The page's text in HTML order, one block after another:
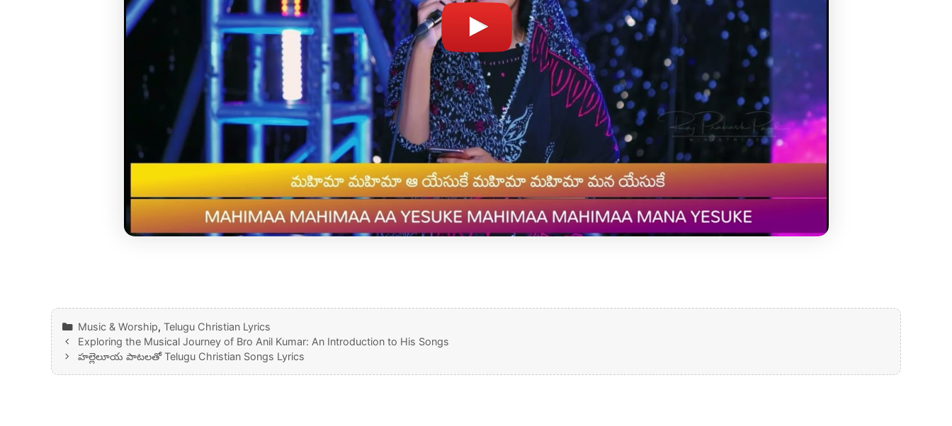
Categories
Music & Worship, Telugu Christian Lyrics
Exploring the Musical Journey of Bro Anil Kumar: An Introduction to His Songs
హల్లెలూయ పాటలతో Telugu Christian Songs Lyrics